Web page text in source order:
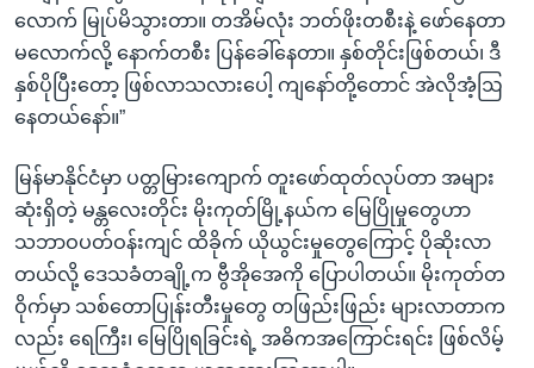
လောက် မြုပ်မိသွားတာ။ တအိမ်လုံး ဘတ်ဖိုးတစီးနဲ့ ဖော်နေတာ
မလောက်လို့ နောက်တစီး ပြန်ခေါ်နေတာ။ နှစ်တိုင်းဖြစ်တယ်၊ ဒီ
နှစ်ပိုပြီးတော့ ဖြစ်လာသလားပေါ့ ကျနော်တို့တောင် အဲလိုအံ့ဩ
နေတယ်နော်။”
မြန်မာနိုင်ငံမှာ ပတ္တမြားကျောက် တူးဖော်ထုတ်လုပ်တာ အများ
ဆုံးရှိတဲ့ မန္တလေးတိုင်း မိုးကုတ်မြို့နယ်က မြေပြိုမှုတွေဟာ
သဘာဝပတ်ဝန်းကျင် ထိခိုက် ယိုယွင်းမှုတွေကြောင့် ပိုဆိုးလာ
တယ်လို့ ဒေသခံတချို့က ဗွီအိုအေကို ပြောပါတယ်။ မိုးကုတ်တ
ဝိုက်မှာ သစ်တောပြုန်းတီးမှုတွေ တဖြည်းဖြည်း များလာတာက
လည်း ရေကြီး၊ မြေပြိုရခြင်းရဲ့ အဓိကအကြောင်းရင်း ဖြစ်လိမ့်